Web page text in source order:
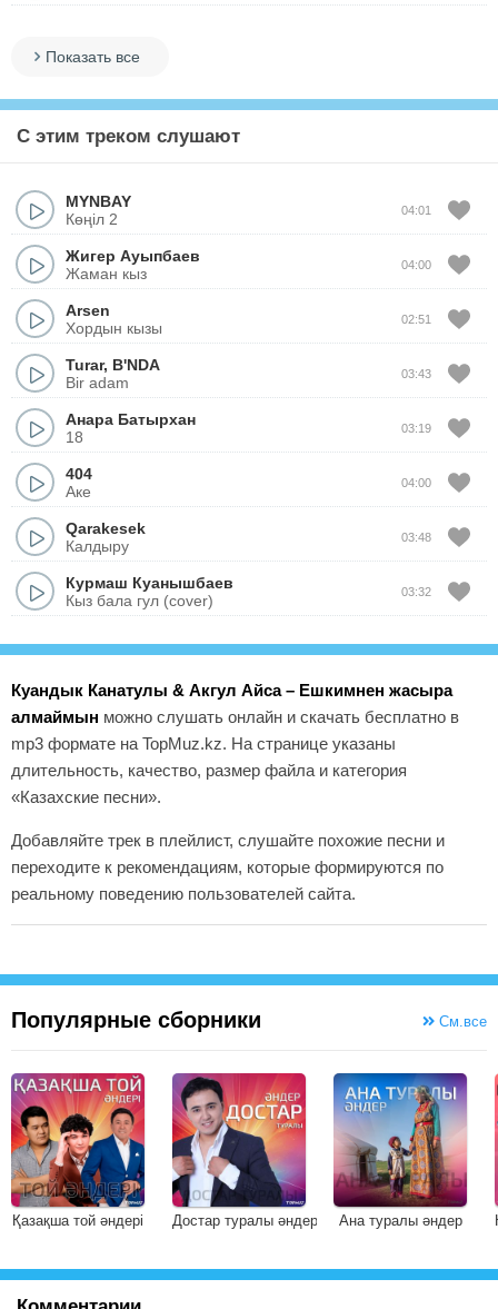
Показать все
С этим треком слушают
MYNBAY
Көңіл 2
04:01
Жигер Ауыпбаев
Жаман кыз
04:00
Arsen
Хордын кызы
02:51
Turar, B'NDA
Bir adam
03:43
Анара Батырхан
18
03:19
404
Аке
04:00
Qarakesek
Калдыру
03:48
Курмаш Куанышбаев
Кыз бала гул (cover)
03:32
Куандык Канатулы & Акгул Айса – Ешкимнен жасыра
алмаймын можно слушать онлайн и скачать бесплатно в
mp3 формате на TopMuz.kz. На странице указаны
длительность, качество, размер файла и категория
«Казахские песни».
Добавляйте трек в плейлист, слушайте похожие песни и
переходите к рекомендациям, которые формируются по
реальному поведению пользователей сайта.
Популярные сборники См.все
Қазақша той әндері Достар туралы әндер Ана туралы әндер